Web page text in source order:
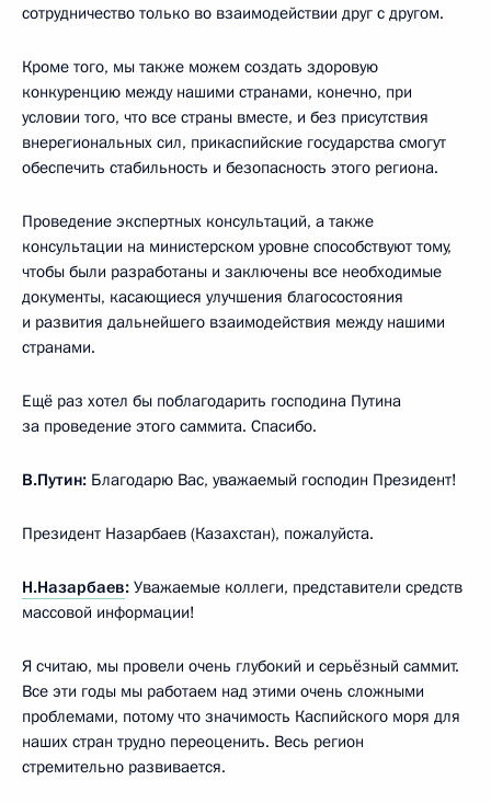
сотрудничество только во взаимодействии друг с другом.
Кроме того, мы также можем создать здоровую
конкуренцию между нашими странами, конечно, при
условии того, что все страны вместе, и без присутствия
внерегиональных сил, прикаспийские государства смогут
обеспечить стабильность и безопасность этого региона.
Проведение экспертных консультаций, а также
консультации на министерском уровне способствуют тому,
чтобы были разработаны и заключены все необходимые
документы, касающиеся улучшения благосостояния
и развития дальнейшего взаимодействия между нашими
странами.
Ещё раз хотел бы поблагодарить господина Путина
за проведение этого саммита. Спасибо.
В.Путин: Благодарю Вас, уважаемый господин Президент!
Президент Назарбаев (Казахстан), пожалуйста.
Н.Назарбаев: Уважаемые коллеги, представители средств
массовой информации!
Я считаю, мы провели очень глубокий и серьёзный саммит.
Все эти годы мы работаем над этими очень сложными
проблемами, потому что значимость Каспийского моря для
наших стран трудно переоценить. Весь регион
стремительно развивается.